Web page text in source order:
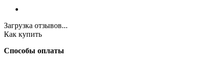
Загрузка отзывов...
Как купить
Способы оплаты